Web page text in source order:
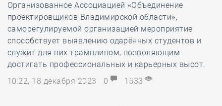
Организованное Ассоциацией «Объединение
проектировщиков Владимирской области»,
саморегулируемой организацией мероприятие
способствует выявлению одарённых студентов и
служит для них трамплином, позволяющим
достигать профессиональных и карьерных высот.
10:22, 18 декабря 2023
0 1533